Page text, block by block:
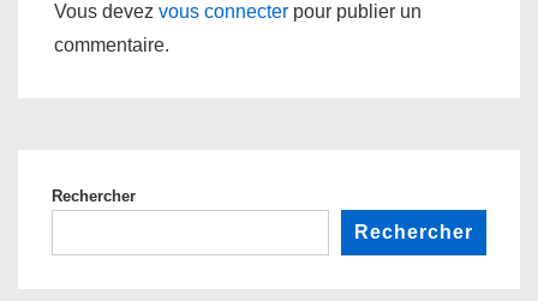
Vous devez vous connecter pour publier un
commentaire.
Rechercher
Rechercher